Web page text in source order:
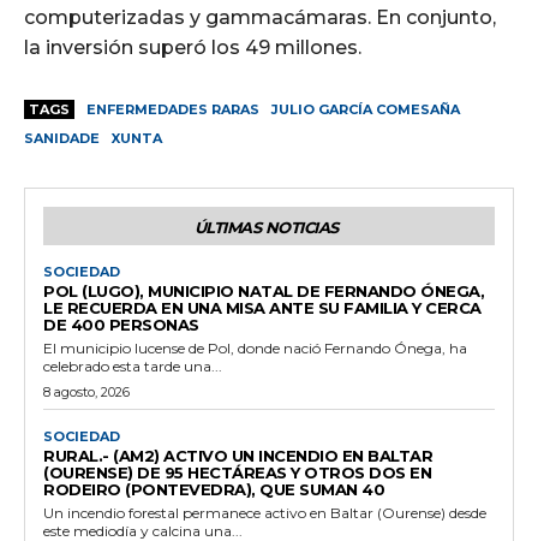
computerizadas y gammacámaras. En conjunto,
la inversión superó los 49 millones.
TAGS ENFERMEDADES RARAS
JULIO GARCÍA COMESAÑA
SANIDADE
XUNTA
ÚLTIMAS NOTICIAS
SOCIEDAD
POL (LUGO), MUNICIPIO NATAL DE FERNANDO ÓNEGA,
LE RECUERDA EN UNA MISA ANTE SU FAMILIA Y CERCA
DE 400 PERSONAS
El municipio lucense de Pol, donde nació Fernando Ónega, ha
celebrado esta tarde una...
8 agosto, 2026
SOCIEDAD
RURAL.- (AM2) ACTIVO UN INCENDIO EN BALTAR
(OURENSE) DE 95 HECTÁREAS Y OTROS DOS EN
RODEIRO (PONTEVEDRA), QUE SUMAN 40
Un incendio forestal permanece activo en Baltar (Ourense) desde
este mediodía y calcina una...